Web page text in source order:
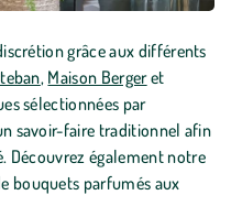
grâce aux différents
, Maison Bergeret
sélectionnées par
savoir-faire traditionnel afin
Découvrez également notre
bouquets parfumés aux